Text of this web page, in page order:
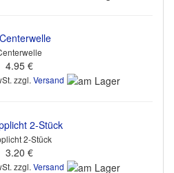
4.95 €
zzgl. Versand
2-Stück
3.20 €
zzgl. Versand